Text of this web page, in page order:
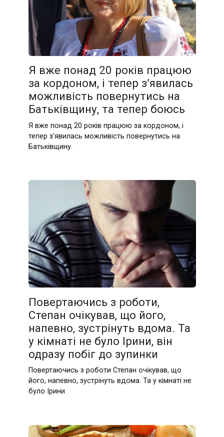
Я вже понад 20 років працюю
за кордоном, і тепер з’явилась
можливість повернутись на
Батьківщину, та тепер боюсь
Я вже понад 20 років працюю за кордоном, і
тепер з’явилась можливість повернутись на
Батьківщину.
Повертаючись з роботи,
Степан очікував, що його,
напевно, зустрінуть вдома. Та
у кімнаті не було Ірини, він
одразу побіг до зупинки
Повертаючись з роботи Степан очікував, що
його, напевно, зустрінуть вдома. Та у кімнаті не
було Ірини